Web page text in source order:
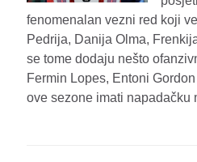
fenomenalan vezni red koji
Pedrija, Danija Olma,
se tome dodaju nešto
Fermin Lopes, Entoni
ove sezone imati napadačku